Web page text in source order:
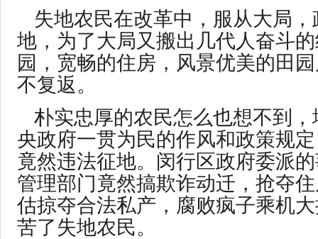
失地农民在改革中，服从大局
地，为了大局又搬出几代人奋斗
园，宽畅的住房，风景优美的田
不复返。
朴实忠厚的农民怎么也想不到
央政府一贯为民的作风和政策规
竟然违法征地。闵行区政府委派
管理部门竟然搞欺诈动迁，抢夺
估掠夺合法私产，腐败疯子乘机
苦了失地农民。